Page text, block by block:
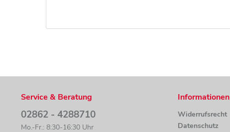
Service & Beratung
02862 - 4288710
Mo.-Fr.: 8:30-16:30 Uhr
Informationen
Widerrufsrecht
Datenschutz